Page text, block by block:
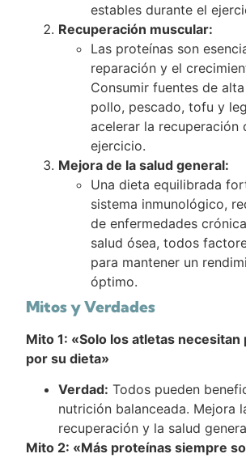
estables durante el
Recuperación muscular:
Las proteínas son
reparación y el
Consumir fuentes de
pollo, pescado, tofu y
acelerar la recuperación
ejercicio.
Mejora de la salud general:
Una dieta equilibrada
sistema inmunológico,
de enfermedades
salud ósea, todos
para mantener un
óptimo.
Mitos y Verdades
Mito 1: «Solo los atletas
por su dieta»
Verdad: Todos pueden
nutrición balanceada. Mejora
recuperación y la salud
Mito 2: «Más proteínas siempre